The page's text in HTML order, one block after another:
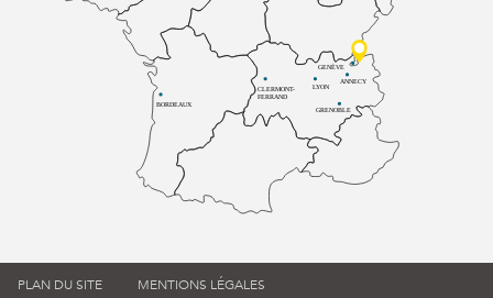
BORDEAUX
CLERMONT-
FERRAND
LYON
ANNECY
GRENOBLE
GENÈVE
PLAN DU SITE MENTIONS LÉGALES